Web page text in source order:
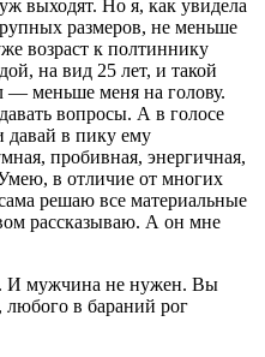
выходят. Но я, как увидела
размеров, не меньше
возраст к полтиннику
на вид 25 лет, и такой
— меньше меня на голову.
вопросы. А в голосе
давай в пику ему
пробивная, энергичная,
в отличие от многих
решаю все материальные
рассказываю. А он мне
И мужчина не нужен. Вы
любого в бараний рог